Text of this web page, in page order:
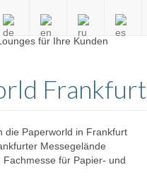
Frankfurt
die Paperworld in Frankfurt
Messegelände
für Papier- und